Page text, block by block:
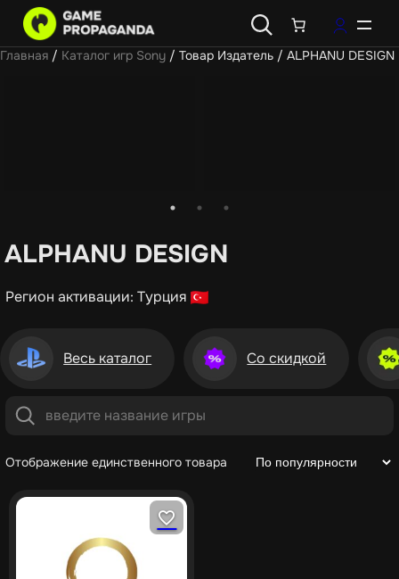
Главная / Каталог игр Sony / Товар Издатель / ALPHANU DESIGN
ALPHANU DESIGN
Регион активации: Турция
Весь каталог Со скидкой
Отображение единственного товара